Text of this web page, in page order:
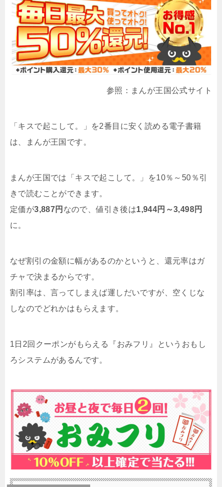
参照：まんが王国公式サイト
「キスで起こして。」を2番目に安く読める電子書籍
は、まんが王国です。
まんが王国では「キスで起こして。」を10％～50％引
きで読むことができます。
定価が3,887円 なので、値引き後は1,944円～3,498円
に。
なぜ割引の金額に幅があるのかというと、還元率はガ
チャで決まるからです。
割引率は、言ってしまえば運しだいですが、空くじな
しなのでどれかはもらえます。
1日2回クーポンがもらえる『おみフリ』というおもし
ろシステムがあるんです。